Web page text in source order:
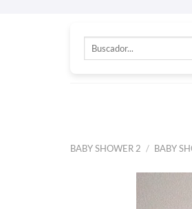
Buscar
BABY SHOWER 2 / BABY